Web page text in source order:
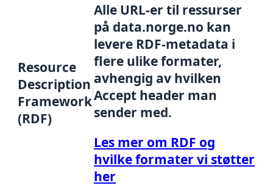
Resource
Description
Framework
(RDF)
Alle URL-er til ressurser
på data.norge.no kan
levere RDF-metadata i
flere ulike formater,
avhengig av hvilken
Accept header man
sender med.
Les mer om RDF og
hvilke formater vi støtter
her